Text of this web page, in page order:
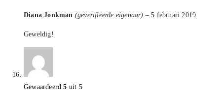
Diana Jonkman (geverifieerde eigenaar) – 5 februari 2019
Geweldig!
Gewaardeerd5 uit 5